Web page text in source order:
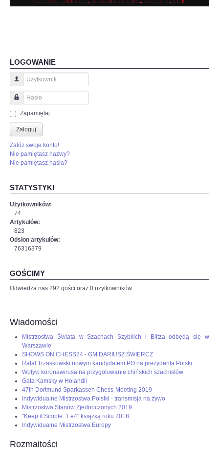
LOGOWANIE
Użytkownik
Hasło
Zapamiętaj
Zaloguj
Załóż swoje konto!
Nie pamiętasz nazwy?
Nie pamiętasz hasła?
STATYSTYKI
Użytkowników:
74
Artykułów:
823
Odsłon artykułów:
76316379
GOŚCIMY
Odwiedza nas 292 gości oraz 0 użytkowników.
Wiadomości
Mistrzostwa Świata w Szachach Szybkich i Blitza odbędą się w
Warszawie
SHOWS ON CHESS24 - GM DARIUSZ ŚWIERCZ
Rafał Trzaskowski nowym kandydatem PO na prezydenta Polski
Wpływ koronawirusa na przygotowanie chińskich szachistów
Gata Kamsky w Holandii
47th Dortmund Sparkassen Chess-Meeting 2019
Indywidualne Mistrzostwa Polslki - transmisja na żywo
Mistrzostwa Stanów Zjednoczonych 2019
"Keep it Simple: 1.e4" książką roku 2018
Indywidualne Mistrzostwa Europy
Rozmaitości